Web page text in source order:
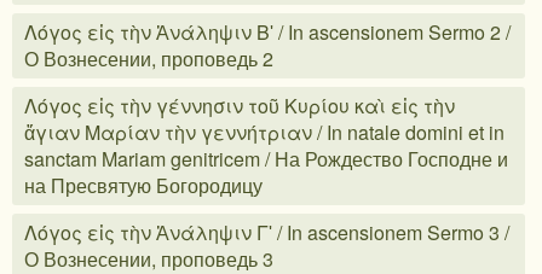
Λόγος εἰς τὴν Ἀνάληψιν Βʹ / In ascensionem Sermo 2 /
О Вознесении, проповедь 2
Λόγος εἰς τὴν γέννησιν τοῦ Κυρίου καὶ εἰς τὴν
ἅγιαν Μαρίαν τὴν γεννήτριαν / In natale domini et in
sanctam Mariam genitricem / На Рождество Господне и
на Пресвятую Богородицу
Λόγος εἰς τὴν Ἀνάληψιν Γʹ / In ascensionem Sermo 3 /
О Вознесении, проповедь 3